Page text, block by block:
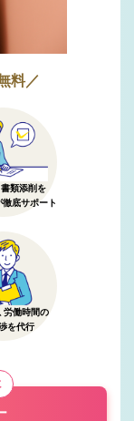
料／
書類添削を
底サポート
労働時間の
を代行